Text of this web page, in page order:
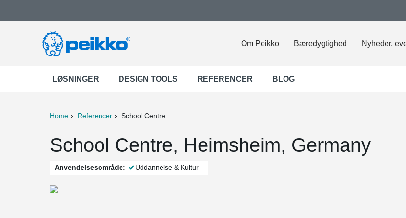
Om Peikko Bæredygtighed Nyheder,
LØSNINGER DESIGN TOOLS REFERENCER BLOG
Home Referencer School Centre
School Centre, Heimsheim, Germany
Anvendelsesområde: Uddannelse & Kultur